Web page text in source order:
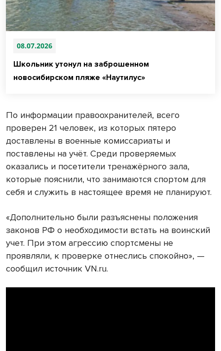
08.07.2026
Школьник утонул на заброшенном
новосибирском пляже «Наутилус»
По информации правоохранителей, всего
проверен 21 человек, из которых пятеро
доставлены в военные комиссариаты и
поставлены на учёт. Среди проверяемых
оказались и посетители тренажёрного зала,
которые пояснили, что занимаются спортом для
себя и служить в настоящее время не планируют.
«Дополнительно были разъяснены положения
законов РФ о необходимости встать на воинский
учет. При этом агрессию спортсмены не
проявляли, к проверке отнеслись спокойно», —
сообщил источник VN.ru.